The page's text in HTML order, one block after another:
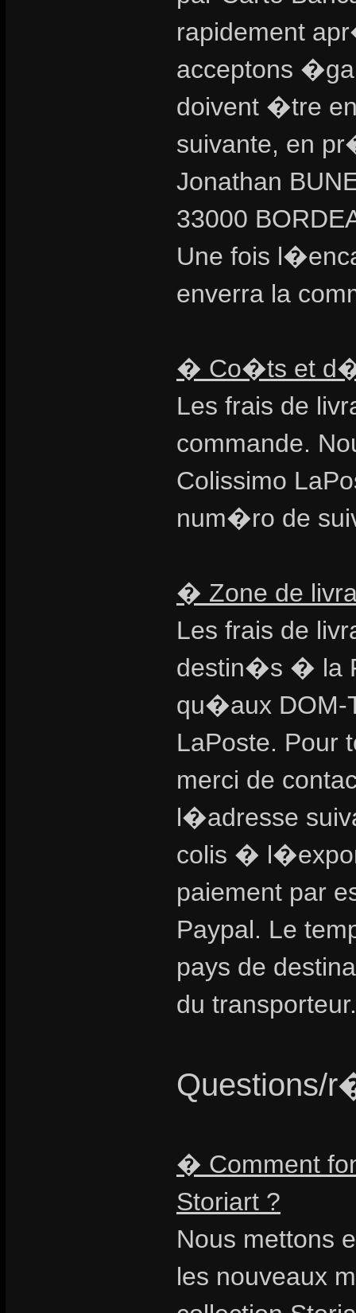
rapidement
acceptons
doivent �tre
suivante, en
Jonathan
33000
Une fois
enverra la
� Co�ts et
Les frais de
commande.
Colissimo
num�ro de
� Zone de
Les frais de
destin�s � la
qu�aux DOM-
LaPoste. Pour
merci de
l�adresse
colis �
paiement par
Paypal. Le
pays de
du transporteur.
Questions/
� Comment
Storiart ?
Nous mettons
les nouveaux